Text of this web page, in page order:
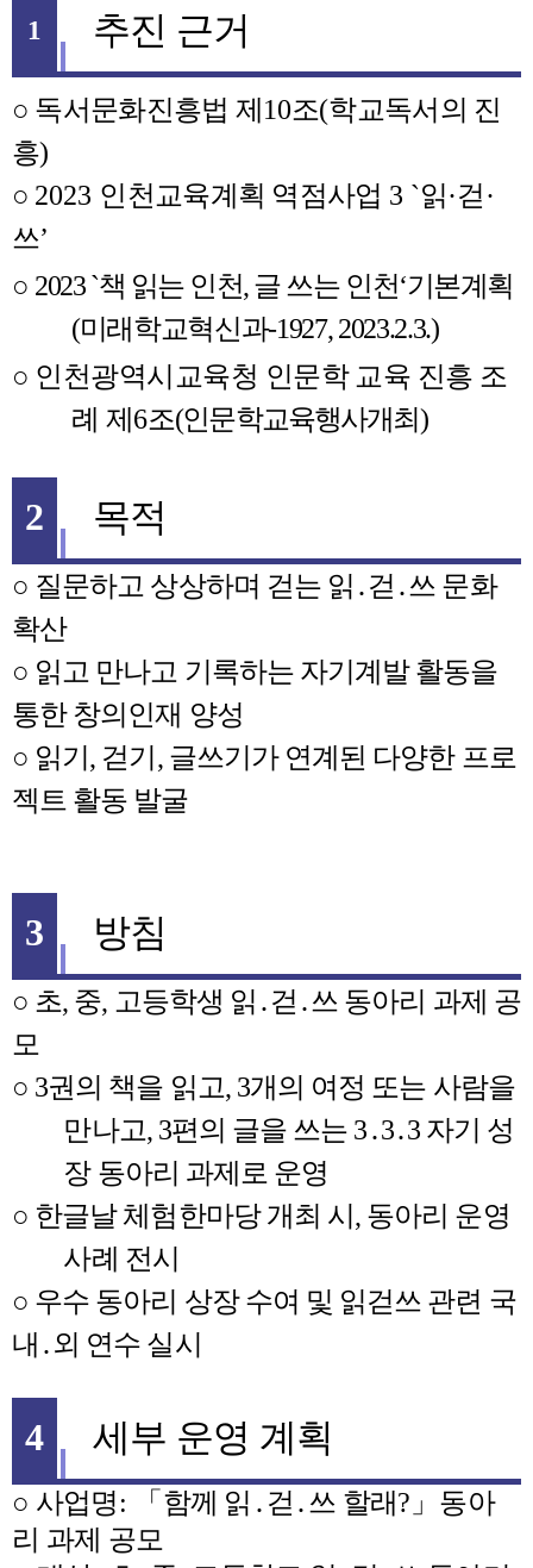
1 추진 근거
○ 독서문화진흥법 제 10조(학교독서의 진
흥)
○ 2023 인천교육계획 역점사업 3 `읽·걷·
쓰’
○ 2023 `책 읽는 인천, 글 쓰는 인천‘기본계획
(미래학교혁신과-1927, 2023.2.3.)
○ 인천광역시교육청 인문학 교육 진흥 조
례 제 6조(인문학교육행사개최)
2 목적
○ 질문하고 상상하며 걷는 읽 ․걷 ․쓰 문화
확산
○ 읽고 만나고 기록하는 자기계발 활동을
통한 창의인재 양성
○ 읽기 , 걷기 , 글쓰기가 연계된 다양한 프로
젝트 활동 발굴
3 방침
○ 초, 중, 고등학생 읽 ․걷 ․쓰 동아리 과제 공
모
○ 3권의 책을 읽고, 3개의 여정 또는 사람을
만나고, 3편의 글을 쓰는 3․3․3 자기 성
장 동아리 과제로 운영
○ 한글날 체험한마당 개최 시 , 동아리 운영
사례 전시
○ 우수 동아리 상장 수여 및 읽걷쓰 관련 국
내 ․외 연수 실시
4 세부 운영 계획
○ 사업명: 「 함께 읽 ․ 걷 ․ 쓰 할래? 」 동아
리 과제 공모